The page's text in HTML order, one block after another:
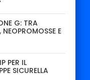
G: TRA
E
PER IL
SICURELLA